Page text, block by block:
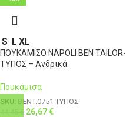
S L XL
ΠΟΥΚΑΜΙΣΟ NAPOLI BEN TAILOR-
ΤΥΠΟΣ – Ανδρικά
Πουκάμισα
SKU: BENT.0751-ΤΥΠΟΣ
€ 26,67€